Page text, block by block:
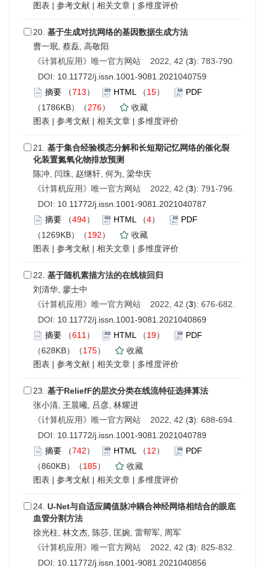
图表 | 参考文献 | 相关文章 | 多维度评价
20. 基于生成对抗网络的基因数据生成方法
曹一珉, 蔡磊, 高敬阳
《计算机应用》唯一官方网站 2022, 42 (3): 783-790.
DOI: 10.11772/j.issn.1001-9081.2021040759
摘要 （713） HTML （15）
PDF
（1786KB）（276）
收藏
图表 | 参考文献 | 相关文章 | 多维度评价
21. 基于集合经验模态分解和长短期记忆网络的催化裂
化装置氮氧化物排放预测
陈冲, 闫珠, 赵继轩, 何为, 梁华庆
《计算机应用》唯一官方网站 2022, 42 (3): 791-796.
DOI: 10.11772/j.issn.1001-9081.2021040787
摘要 （494） HTML （4）
PDF
（1269KB）（192）
收藏
图表 | 参考文献 | 相关文章 | 多维度评价
22. 基于随机素描方法的在线核回归
刘清华, 廖士中
《计算机应用》唯一官方网站 2022, 42 (3): 676-682.
DOI: 10.11772/j.issn.1001-9081.2021040869
摘要 （611 ） HTML （19）
PDF
（628KB）（175）
收藏
图表 | 参考文献 | 相关文章 | 多维度评价
23. 基于ReliefF的层次分类在线流特征选择算法
张小清, 王晨曦, 吕彦, 林耀进
《计算机应用》唯一官方网站 2022, 42 (3): 688-694.
DOI: 10.11772/j.issn.1001-9081.2021040789
摘要 （742） HTML （12）
PDF
（860KB）（185）
收藏
图表 | 参考文献 | 相关文章 | 多维度评价
24. U-Net与自适应阈值脉冲耦合神经网络相结合的眼底
血管分割方法
徐光柱, 林文杰, 陈莎, 匡婉, 雷帮军, 周军
《计算机应用》唯一官方网站 2022, 42 (3): 825-832.
DOI: 10.11772/j.issn.1001-9081.2021040856